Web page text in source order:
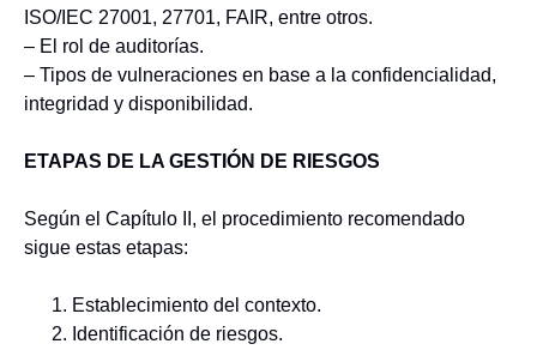
ISO/IEC 27001, 27701, FAIR, entre otros.
– El rol de auditorías.
– Tipos de vulneraciones en base a la confidencialidad,
integridad y disponibilidad.
ETAPAS DE LA GESTIÓN DE RIESGOS
Según el Capítulo II, el procedimiento recomendado
sigue estas etapas:
Establecimiento del contexto.
Identificación de riesgos.